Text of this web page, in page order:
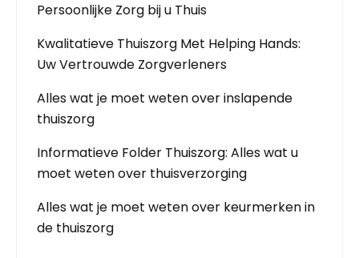
Persoonlijke Zorg bij u Thuis
Kwalitatieve Thuiszorg Met Helping Hands:
Uw Vertrouwde Zorgverleners
Alles wat je moet weten over inslapende
thuiszorg
Informatieve Folder Thuiszorg: Alles wat u
moet weten over thuisverzorging
Alles wat je moet weten over keurmerken in
de thuiszorg